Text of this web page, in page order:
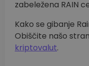
zabeležena RAIN
Kako se gibanje
Obiščite našo
kriptovalut.